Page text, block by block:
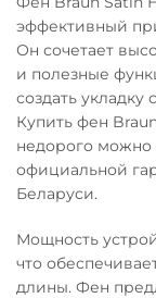
эффективный
Он сочетает
и полезные
создать
Купить фен
недорого
официальной
Беларуси.
Мощность
что
длины. Фен